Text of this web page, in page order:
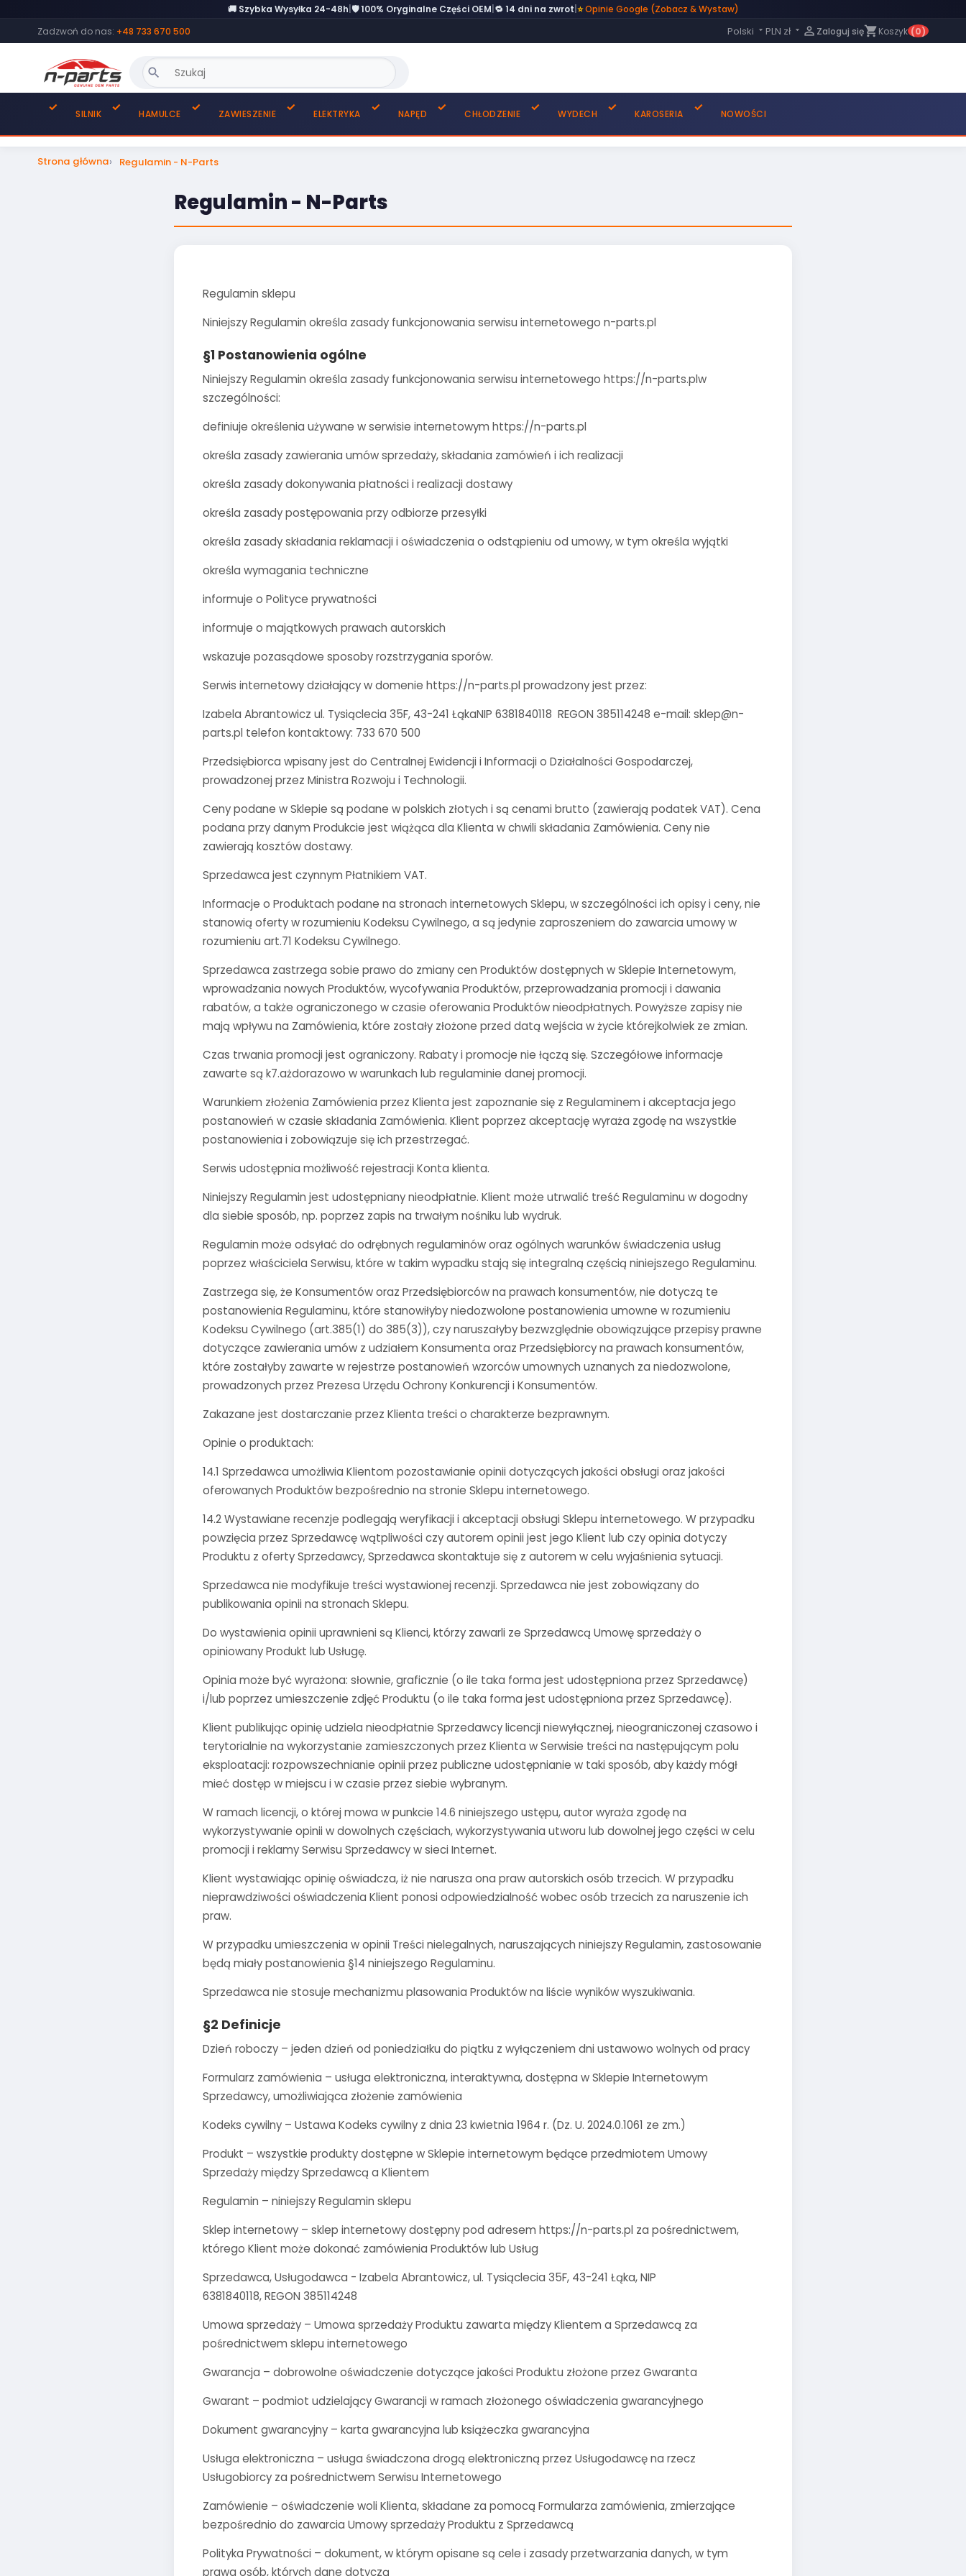
🚚 Szybka Wysyłka 24-48h 🛡️ 100% Oryginalne Części OEM 🔁 14 dni na zwrot ⭐Opinie Google (Zobacz & Wystaw)
Zadzwoń do nas: +48 733 670 500 Język:
Polski  PLN zł   Zaloguj sięshopping_cartKoszyk (0)
search
SILNIK HAMULCE ZAWIESZENIE ELEKTRYKA NAPĘD CHŁODZENIE WYDECH KAROSERIA NOWOŚCI
Strona główna Regulamin - N-Parts
Regulamin - N-Parts
Regulamin sklepu
Niniejszy Regulamin określa zasady funkcjonowania serwisu internetowego n-parts.pl
§1 Postanowienia ogólne
Niniejszy Regulamin określa zasady funkcjonowania serwisu internetowego https://n-parts.plw
szczególności:
definiuje określenia używane w serwisie internetowym https://n-parts.pl
określa zasady zawierania umów sprzedaży, składania zamówień i ich realizacji
określa zasady dokonywania płatności i realizacji dostawy
określa zasady postępowania przy odbiorze przesyłki
określa zasady składania reklamacji i oświadczenia o odstąpieniu od umowy, w tym określa wyjątki
określa wymagania techniczne
informuje o Polityce prywatności
informuje o majątkowych prawach autorskich
wskazuje pozasądowe sposoby rozstrzygania sporów.
Serwis internetowy działający w domenie https://n-parts.pl prowadzony jest przez:
Izabela Abrantowicz ul. Tysiąclecia 35F, 43-241 ŁąkaNIP 6381840118 REGON 385114248 e-mail: sklep@n-
parts.pl telefon kontaktowy: 733 670 500
Przedsiębiorca wpisany jest do Centralnej Ewidencji i Informacji o Działalności Gospodarczej,
prowadzonej przez Ministra Rozwoju i Technologii.
Ceny podane w Sklepie są podane w polskich złotych i są cenami brutto (zawierają podatek VAT). Cena
podana przy danym Produkcie jest wiążąca dla Klienta w chwili składania Zamówienia. Ceny nie
zawierają kosztów dostawy.
Sprzedawca jest czynnym Płatnikiem VAT.
Informacje o Produktach podane na stronach internetowych Sklepu, w szczególności ich opisy i ceny, nie
stanowią oferty w rozumieniu Kodeksu Cywilnego, a są jedynie zaproszeniem do zawarcia umowy w
rozumieniu art.71 Kodeksu Cywilnego.
Sprzedawca zastrzega sobie prawo do zmiany cen Produktów dostępnych w Sklepie Internetowym,
wprowadzania nowych Produktów, wycofywania Produktów, przeprowadzania promocji i dawania
rabatów, a także ograniczonego w czasie oferowania Produktów nieodpłatnych. Powyższe zapisy nie
mają wpływu na Zamówienia, które zostały złożone przed datą wejścia w życie którejkolwiek ze zmian.
Czas trwania promocji jest ograniczony. Rabaty i promocje nie łączą się. Szczegółowe informacje
zawarte są k7.ażdorazowo w warunkach lub regulaminie danej promocji.
Warunkiem złożenia Zamówienia przez Klienta jest zapoznanie się z Regulaminem i akceptacja jego
postanowień w czasie składania Zamówienia. Klient poprzez akceptację wyraża zgodę na wszystkie
postanowienia i zobowiązuje się ich przestrzegać.
Serwis udostępnia możliwość rejestracji Konta klienta.
Niniejszy Regulamin jest udostępniany nieodpłatnie. Klient może utrwalić treść Regulaminu w dogodny
dla siebie sposób, np. poprzez zapis na trwałym nośniku lub wydruk.
Regulamin może odsyłać do odrębnych regulaminów oraz ogólnych warunków świadczenia usług
poprzez właściciela Serwisu, które w takim wypadku stają się integralną częścią niniejszego Regulaminu.
Zastrzega się, że Konsumentów oraz Przedsiębiorców na prawach konsumentów, nie dotyczą te
postanowienia Regulaminu, które stanowiłyby niedozwolone postanowienia umowne w rozumieniu
Kodeksu Cywilnego (art.385(1) do 385(3)), czy naruszałyby bezwzględnie obowiązujące przepisy prawne
dotyczące zawierania umów z udziałem Konsumenta oraz Przedsiębiorcy na prawach konsumentów,
które zostałyby zawarte w rejestrze postanowień wzorców umownych uznanych za niedozwolone,
prowadzonych przez Prezesa Urzędu Ochrony Konkurencji i Konsumentów.
Zakazane jest dostarczanie przez Klienta treści o charakterze bezprawnym.
Opinie o produktach:
14.1 Sprzedawca umożliwia Klientom pozostawianie opinii dotyczących jakości obsługi oraz jakości
oferowanych Produktów bezpośrednio na stronie Sklepu internetowego.
14.2 Wystawiane recenzje podlegają weryfikacji i akceptacji obsługi Sklepu internetowego. W przypadku
powzięcia przez Sprzedawcę wątpliwości czy autorem opinii jest jego Klient lub czy opinia dotyczy
Produktu z oferty Sprzedawcy, Sprzedawca skontaktuje się z autorem w celu wyjaśnienia sytuacji.
Sprzedawca nie modyfikuje treści wystawionej recenzji. Sprzedawca nie jest zobowiązany do
publikowania opinii na stronach Sklepu.
Do wystawienia opinii uprawnieni są Klienci, którzy zawarli ze Sprzedawcą Umowę sprzedaży o
opiniowany Produkt lub Usługę.
Opinia może być wyrażona: słownie, graficznie (o ile taka forma jest udostępniona przez Sprzedawcę)
i/lub poprzez umieszczenie zdjęć Produktu (o ile taka forma jest udostępniona przez Sprzedawcę).
Klient publikując opinię udziela nieodpłatnie Sprzedawcy licencji niewyłącznej, nieograniczonej czasowo i
terytorialnie na wykorzystanie zamieszczonych przez Klienta w Serwisie treści na następującym polu
eksploatacji: rozpowszechnianie opinii przez publiczne udostępnianie w taki sposób, aby każdy mógł
mieć dostęp w miejscu i w czasie przez siebie wybranym.
W ramach licencji, o której mowa w punkcie 14.6 niniejszego ustępu, autor wyraża zgodę na
wykorzystywanie opinii w dowolnych częściach, wykorzystywania utworu lub dowolnej jego części w celu
promocji i reklamy Serwisu Sprzedawcy w sieci Internet.
Klient wystawiając opinię oświadcza, iż nie narusza ona praw autorskich osób trzecich. W przypadku
nieprawdziwości oświadczenia Klient ponosi odpowiedzialność wobec osób trzecich za naruszenie ich
praw.
W przypadku umieszczenia w opinii Treści nielegalnych, naruszających niniejszy Regulamin, zastosowanie
będą miały postanowienia §14 niniejszego Regulaminu.
Sprzedawca nie stosuje mechanizmu plasowania Produktów na liście wyników wyszukiwania.
§2 Definicje
Dzień roboczy – jeden dzień od poniedziałku do piątku z wyłączeniem dni ustawowo wolnych od pracy
Formularz zamówienia – usługa elektroniczna, interaktywna, dostępna w Sklepie Internetowym
Sprzedawcy, umożliwiająca złożenie zamówienia
Kodeks cywilny – Ustawa Kodeks cywilny z dnia 23 kwietnia 1964 r. (Dz. U. 2024.0.1061 ze zm.)
Produkt – wszystkie produkty dostępne w Sklepie internetowym będące przedmiotem Umowy
Sprzedaży między Sprzedawcą a Klientem
Regulamin – niniejszy Regulamin sklepu
Sklep internetowy – sklep internetowy dostępny pod adresem https://n-parts.pl za pośrednictwem,
którego Klient może dokonać zamówienia Produktów lub Usług
Sprzedawca, Usługodawca - Izabela Abrantowicz, ul. Tysiąclecia 35F, 43-241 Łąka, NIP
6381840118, REGON 385114248
Umowa sprzedaży – Umowa sprzedaży Produktu zawarta między Klientem a Sprzedawcą za
pośrednictwem sklepu internetowego
Gwarancja – dobrowolne oświadczenie dotyczące jakości Produktu złożone przez Gwaranta
Gwarant – podmiot udzielający Gwarancji w ramach złożonego oświadczenia gwarancyjnego
Dokument gwarancyjny – karta gwarancyjna lub książeczka gwarancyjna
Usługa elektroniczna – usługa świadczona drogą elektroniczną przez Usługodawcę na rzecz
Usługobiorcy za pośrednictwem Serwisu Internetowego
Zamówienie – oświadczenie woli Klienta, składane za pomocą Formularza zamówienia, zmierzające
bezpośrednio do zawarcia Umowy sprzedaży Produktu z Sprzedawcą
Polityka Prywatności – dokument, w którym opisane są cele i zasady przetwarzania danych, w tym
prawa osób, których dane dotyczą